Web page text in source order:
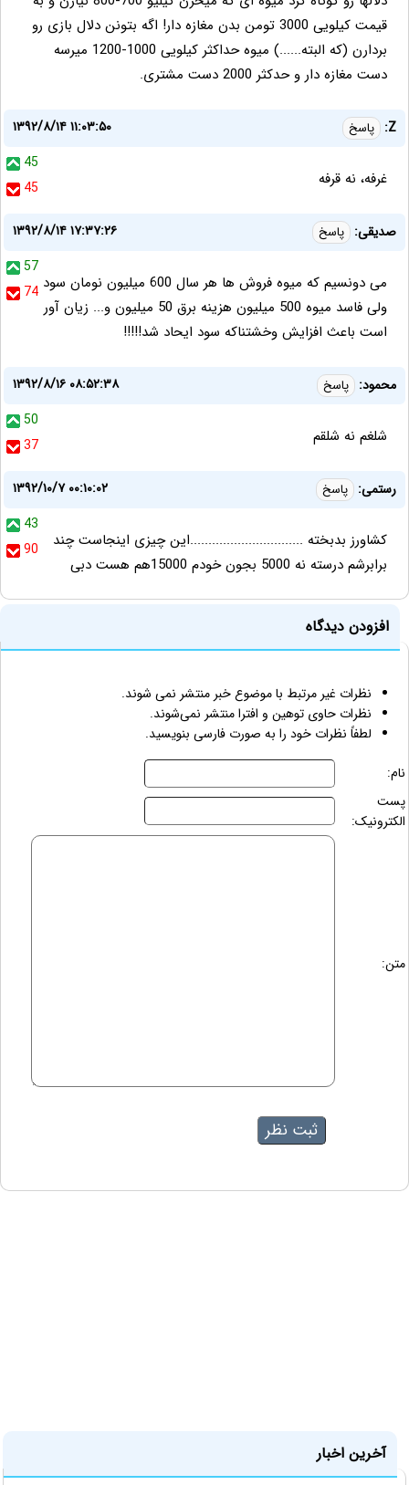
قیمت کیلویی 3000 تومن بدن مغازه دار! اگه بتونن دلال بازی رو
بردارن (که البته......) میوه حداکثر کیلویی 1000-1200 میرسه
دست مغازه دار و حدکثر 2000 دست مشتری.
Z: پاسخ
۱۳۹۲/۸/۱۴ ۱۱:۰۳:۵۰
45
45
غرفه، نه قرفه
صدیقی: پاسخ
۱۳۹۲/۸/۱۴ ۱۷:۳۷:۲۶
57
74 می دونسیم که میوه فروش ها هر سال 600 میلیون نومان سود
ولی فاسد میوه 500 میلیون هزینه برق 50 میلیون و... زیان آور
است باعث افزایش وخشتناکه سود ایحاد شد!!!!!
محمود: پاسخ
۱۳۹۲/۸/۱۶ ۰۸:۵۲:۳۸
50
37
شلغم نه شلقم
رستمی: پاسخ
۱۳۹۲/۱۰/۷ ۰۰:۱۰:۰۲
43
90
کشاورز بدبخته ...............................این چیزی اینجاست چند
برابرشم درسته نه 5000 بجون خودم 15000هم هست دبی
افزودن دیدگاه
نظرات غیر مرتبط با موضوع خبر منتشر نمی شوند.
نظرات حاوی توهین و افترا منتشر نمی‌شوند.
لطفاً نظرات خود را به صورت فارسی بنویسید.
نام:
پست
الکترونیک:
متن:
آخرین اخبار